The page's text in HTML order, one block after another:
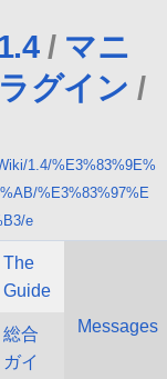
/ マニ
グイン /
1.4/%E3%83%9E%
%E3%83%97%E
e
The
Guide
Messages
総合
ガイ